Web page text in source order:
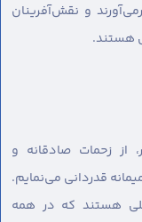
و نقش‌آفرینان
هستند.
از زحمات صادقانه و
قدردانی می‌نمایم.
ملی هستند که در همه